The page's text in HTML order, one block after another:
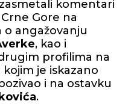
komentari
Gore na
o angažovanju
, kao i
profilima na
je iskazano
i na ostavku
.